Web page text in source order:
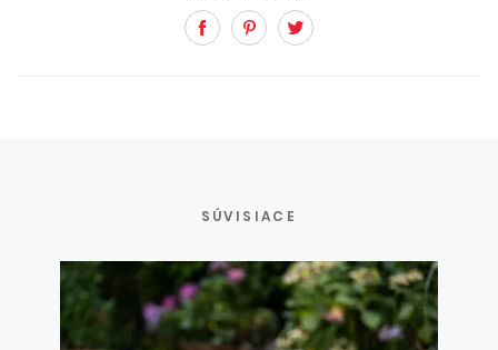
FacebookPinterest
SÚVISIACE